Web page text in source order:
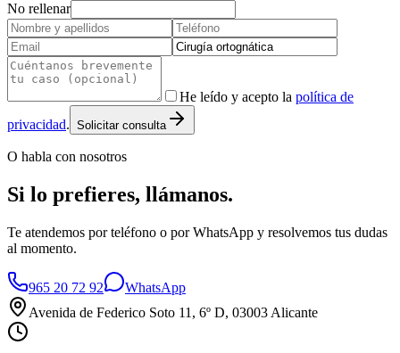
No rellenar
He leído y acepto la política de
privacidad. Solicitar consulta
O habla con nosotros
Si lo prefieres, llámanos.
Te atendemos por teléfono o por WhatsApp y resolvemos tus dudas
al momento.
965 20 72 92
WhatsApp
Avenida de Federico Soto 11, 6º D, 03003 Alicante